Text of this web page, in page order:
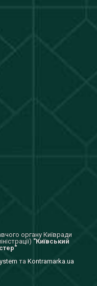
органу Київради
"Київський
та Kontramarka.ua